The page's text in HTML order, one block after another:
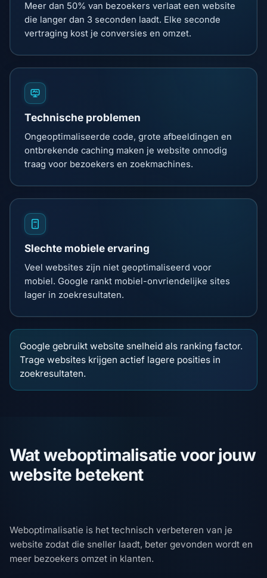
Meer dan 50% van bezoekers verlaat een website
die langer dan 3 seconden laadt. Elke seconde
vertraging kost je conversies en omzet.
Technische problemen
Ongeoptimaliseerde code, grote afbeeldingen en
ontbrekende caching maken je website onnodig
traag voor bezoekers en zoekmachines.
Slechte mobiele ervaring
Veel websites zijn niet geoptimaliseerd voor
mobiel. Google rankt mobiel-onvriendelijke sites
lager in zoekresultaten.
Google gebruikt website snelheid als ranking factor.
Trage websites krijgen actief lagere posities in
zoekresultaten.
Wat weboptimalisatie voor jouw
website betekent
Weboptimalisatie is het technisch verbeteren van je
website zodat die sneller laadt, beter gevonden wordt en
meer bezoekers omzet in klanten.